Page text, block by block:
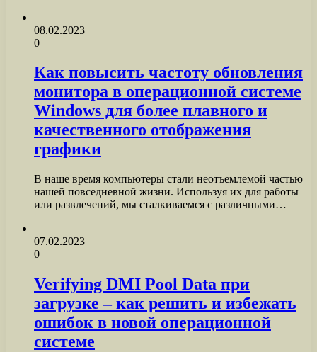
08.02.2023
0
Как повысить частоту обновления
монитора в операционной системе
Windows для более плавного и
качественного отображения
графики
В наше время компьютеры стали неотъемлемой частью
нашей повседневной жизни. Используя их для работы
или развлечений, мы сталкиваемся с различными…
07.02.2023
0
Verifying DMI Pool Data при
загрузке – как решить и избежать
ошибок в новой операционной
системе